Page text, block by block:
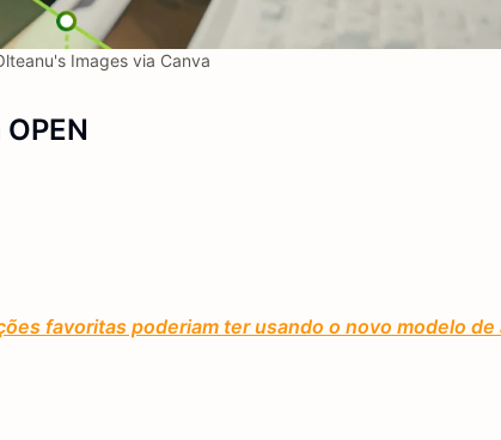
Images via Canva
OPEN
favoritas poderiam ter usando o novo modelo de